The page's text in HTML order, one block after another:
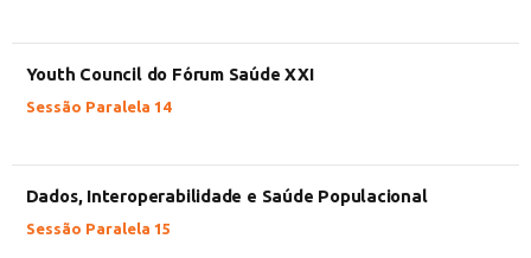
Youth Council do Fórum Saúde XXI
Sessão Paralela 14
Dados, Interoperabilidade e Saúde Populacional
Sessão Paralela 15